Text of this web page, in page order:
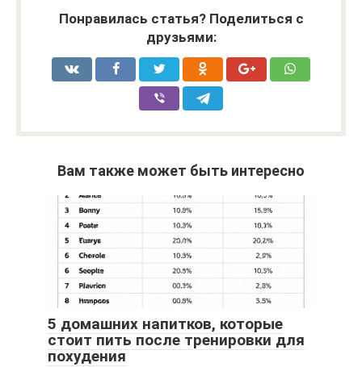
Понравилась статья? Поделиться с
друзьями:
Вам также может быть интересно
5 домашних напитков, которые
стоит пить после тренировки для
похудения